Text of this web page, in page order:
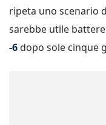
ripeta uno scenario
sarebbe utile
-6 dopo sole cinque